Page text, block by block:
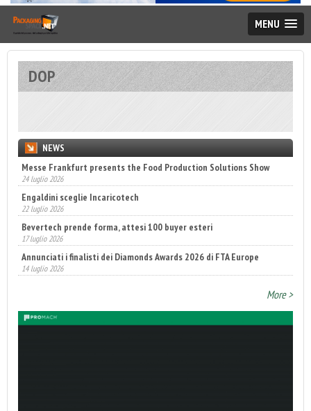
MENU
DOP
NEWS
Messe Frankfurt presents the Food Production Solutions Show
24 luglio 2026
Engaldini sceglie Incaricotech
22 luglio 2026
Bevertech prende forma, attesi 100 buyer esteri
17 luglio 2026
Annunciati i finalisti dei Diamonds Awards 2026 di FTA Europe
14 luglio 2026
More >